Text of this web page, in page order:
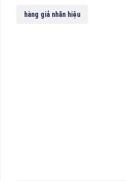
hàng giả nhãn hiệu